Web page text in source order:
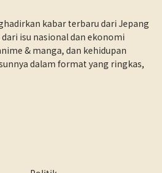
kabar terbaru dari Jepang
isu nasional dan ekonomi
& manga, dan kehidupan
dalam format yang ringkas,